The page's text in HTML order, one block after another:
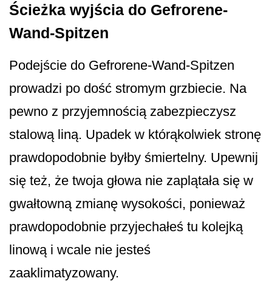
Ścieżka wyjścia do Gefrorene-
Wand-Spitzen
Podejście do Gefrorene-Wand-Spitzen
prowadzi po dość stromym grzbiecie. Na
pewno z przyjemnością zabezpieczysz
stalową liną. Upadek w którąkolwiek stronę
prawdopodobnie byłby śmiertelny. Upewnij
się też, że twoja głowa nie zaplątała się w
gwałtowną zmianę wysokości, ponieważ
prawdopodobnie przyjechałeś tu kolejką
linową i wcale nie jesteś
zaaklimatyzowany.